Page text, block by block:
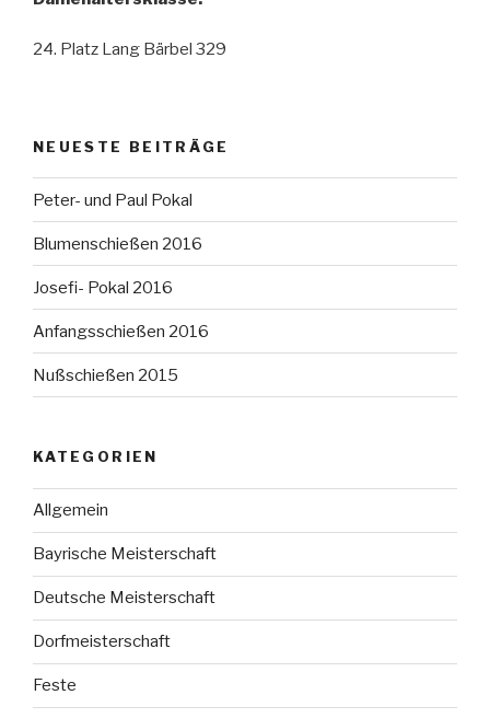
24. Platz Lang Bärbel 329
NEUESTE BEITRÄGE
Peter- und Paul Pokal
Blumenschießen 2016
Josefi- Pokal 2016
Anfangsschießen 2016
Nußschießen 2015
KATEGORIEN
Allgemein
Bayrische Meisterschaft
Deutsche Meisterschaft
Dorfmeisterschaft
Feste